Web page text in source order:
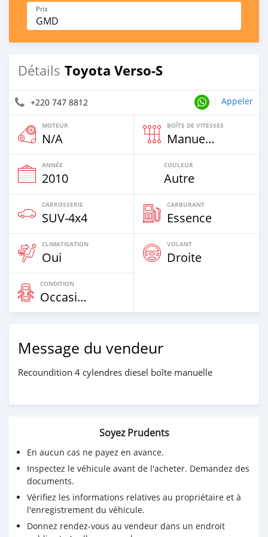
Prix
GMD
Détails Toyota Verso-S
+220 747 8812 Appeler
MOTEUR
N/A
BOÎTE DE VITESSES
Manuelle
ANNÉE
2010
COULEUR
Autre
CARROSSERIE
SUV‒4x4
CARBURANT
Essence
CLIMATISATION
Oui
VOLANT
Droite
CONDITION
Occasion
Message du vendeur
Recoundition 4 cylendres diesel boîte manuelle
Soyez Prudents
En aucun cas ne payez en avance.
Inspectez le véhicule avant de l'acheter. Demandez des
documents.
Vérifiez les informations relatives au propriétaire et à
l'enregistrement du véhicule.
Donnez rendez-vous au vendeur dans un endroit